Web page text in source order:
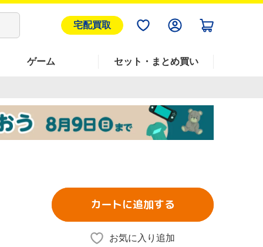
宅配買取
ゲーム セット・まとめ買い
カートに追加する
お気に入り追加